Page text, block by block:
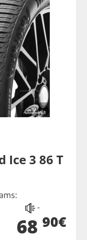
Ice 3 86 T
-
68 90€